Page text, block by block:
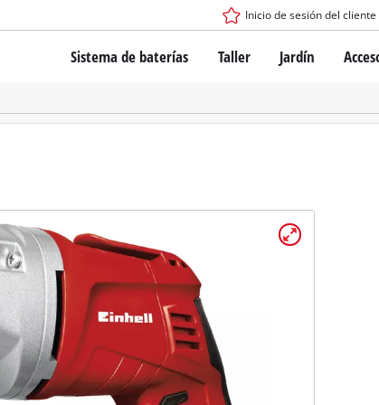
Inicio de sesión del cliente
Sistema de baterías
El sistema de baterías Power X-Change
Sobre Einhell PROFESSIONAL
Todos los dispositivos PROFESSIONAL
Herramientas eléctricas PROFESSIONAL
Herramientas de jardín PROFESSIONAL
Taller
Atornilladores inalámbricos
Taladros de columna
Routers para madera
Máquinas de Lijado
Afiladores de cadenas para
Lijadoras de banda
Mezcladores
Jardín
Cortadoras de
Cortadoras de